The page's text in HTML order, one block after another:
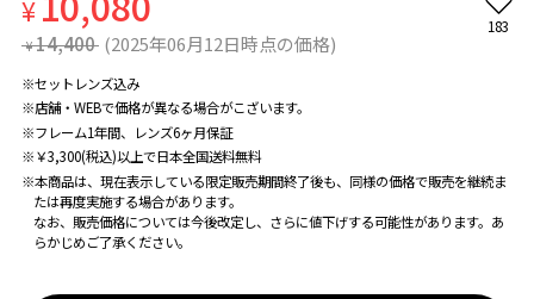
¥
¥ 14,400 (2025年06月12日時点の価格)
183
※セットレンズ込み
※店舗・WEBで価格が異なる場合がこざいます。
※フレーム1年間、レンズ6ヶ月保証
※￥3,300(税込)以上で日本全国送料無料
※本商品は、現在表示している限定販売期間終了後も、同様の価格で販売を継続ま
たは再度実施する場合があります。
なお、販売価格については今後改定し、さらに値下げする可能性があります。あ
らかじめご了承ください。